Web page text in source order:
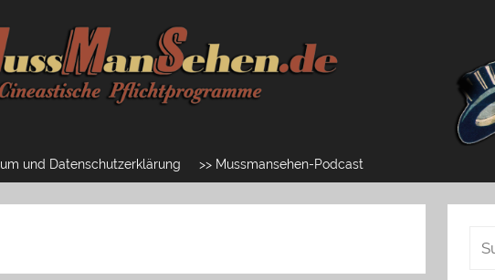
und Datenschutzerklärung >> Mussmansehen-Podcast